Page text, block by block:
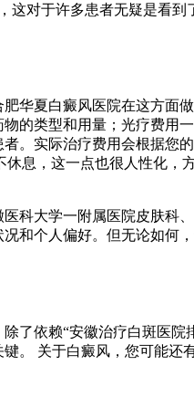
对于许多患者无疑是看
华夏白癜风医院在这方面
的类型和用量；光疗费用
。实际治疗费用会根据您
息，这一点也很人性化，
科大学一附属医院皮肤科
和个人偏好。但无论如何
了依赖“安徽治疗白斑医院
。 关于白癜风，您可能还